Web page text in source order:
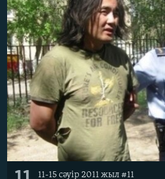
11-15 сәуір 2011 жыл #11